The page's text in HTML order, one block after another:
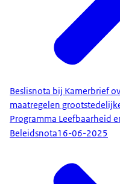
Beslisnota bij Kamerbrief
maatregelen
Programma Leefbaarheid
Beleidsnota16-06-2025